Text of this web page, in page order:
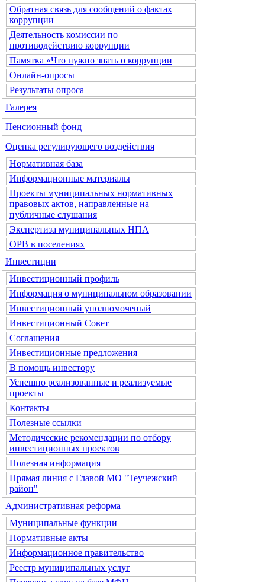
Обратная связь для сообщений о фактах
коррупции
Деятельность комиссии по
противодействию коррупции
Памятка «Что нужно знать о коррупции
Онлайн-опросы
Результаты опроса
Галерея
Пенсионный фонд
Оценка регулирующего воздействия
Нормативная база
Информационные материалы
Проекты муниципальных нормативных
правовых актов, направленные на
публичные слушания
Экспертиза муниципальных НПА
ОРВ в поселениях
Инвестиции
Инвестиционный профиль
Информация о муниципальном образовании
Инвестиционный уполномоченый
Инвестиционный Совет
Соглашения
Инвестиционные предложения
В помощь инвестору
Успешно реализованные и реализуемые
проекты
Контакты
Полезные ссылки
Методические рекомендации по отбору
инвестиционных проектов
Полезная информация
Прямая линия с Главой МО "Теучежский
район"
Административная реформа
Муниципальные функции
Нормативные акты
Информационное правительство
Реестр муниципальных услуг